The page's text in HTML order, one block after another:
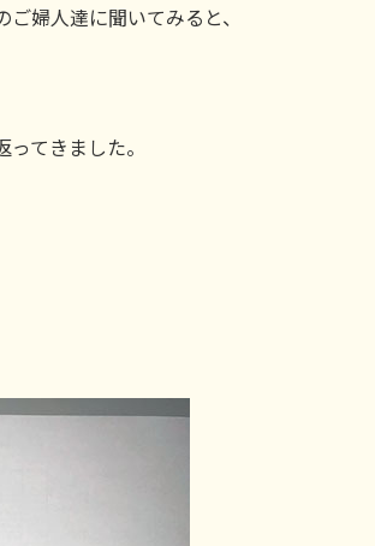
婦人達に聞いてみると、
てきました。